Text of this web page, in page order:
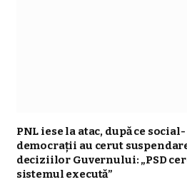
PNL iese la atac, după ce social-
democrații au cerut
deciziilor Guvernului: „PSD
sistemul execută”